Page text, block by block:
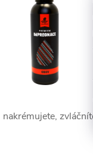
nakrémujete,